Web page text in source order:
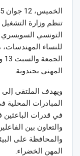
الخميس، 12 جوان 2025 21:23
تنظم وزارة
التونسي السويسري
للنساء
المهني بجندوبة.
ويهدف الملتقى
المبادرات المحلية
في قدرات الباعثين
والتعاون بين
والمحافظة على
المهن الخضراء.